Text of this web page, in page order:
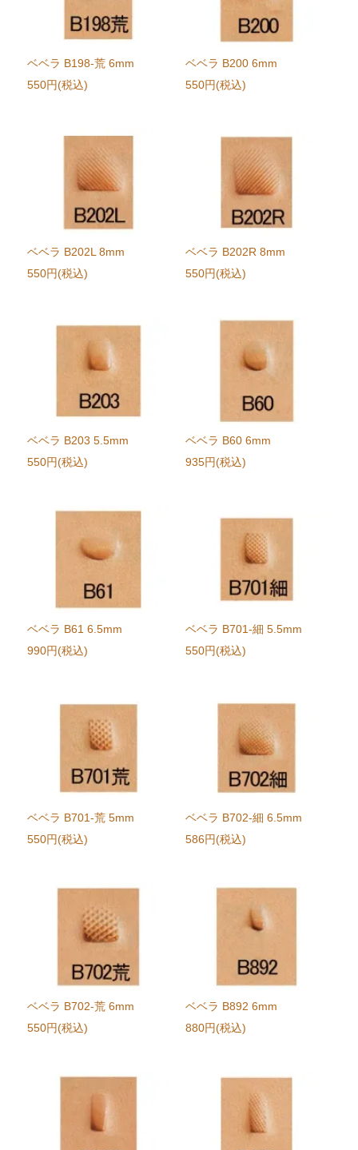
ベベラ B198-荒 6mm
550円(税込)
ベベラ B200 6mm
550円(税込)
ベベラ B202L 8mm
550円(税込)
ベベラ B202R 8mm
550円(税込)
ベベラ B203 5.5mm
550円(税込)
ベベラ B60 6mm
935円(税込)
ベベラ B61 6.5mm
990円(税込)
ベベラ B701-細 5.5mm
550円(税込)
ベベラ B701-荒 5mm
550円(税込)
ベベラ B702-細 6.5mm
586円(税込)
ベベラ B702-荒 6mm
550円(税込)
ベベラ B892 6mm
880円(税込)